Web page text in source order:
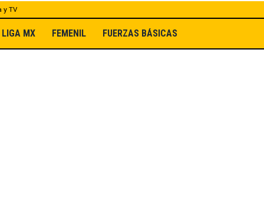
y TV
LIGA MX FEMENIL FUERZAS BÁSICAS